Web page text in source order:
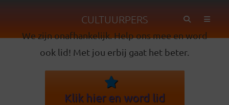
CULTUURPERS
We zijn onafhankelijk. Help ons mee en word
ook lid! Met jou erbij gaat het beter.
Klik hier en word lid